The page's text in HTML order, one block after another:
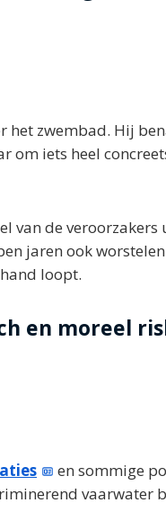
het zwembad. Hij
om iets heel
van de
jaren ook
loopt.
en moreel
en sommige
vaarwater